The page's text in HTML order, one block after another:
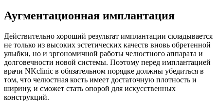
Аугментационная имплантация
Действительно хороший результат имплантации складывается
не только из высоких эстетических качеств вновь обретенной
улыбки, но и эргономичной работы челюстного аппарата и
долговечности новой системы. Поэтому перед имплантацией
врачи NKclinic в обязательном порядке должны убедиться в
том, что челюстная кость имеет достаточную плотность и
ширину, и сможет стать опорой для искусственных
конструкций.